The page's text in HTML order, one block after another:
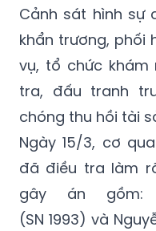
Cảnh sát hình sự
khẩn trương, phối
vụ, tổ chức khám
tra, đấu tranh
chóng thu hồi tài
Ngày 15/3, cơ
đã điều tra làm
gây án gồm:
(SN 1993) và